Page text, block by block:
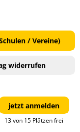
/ Vereine)
widerrufen
jetzt anmelden
13 von 15 Plätzen frei